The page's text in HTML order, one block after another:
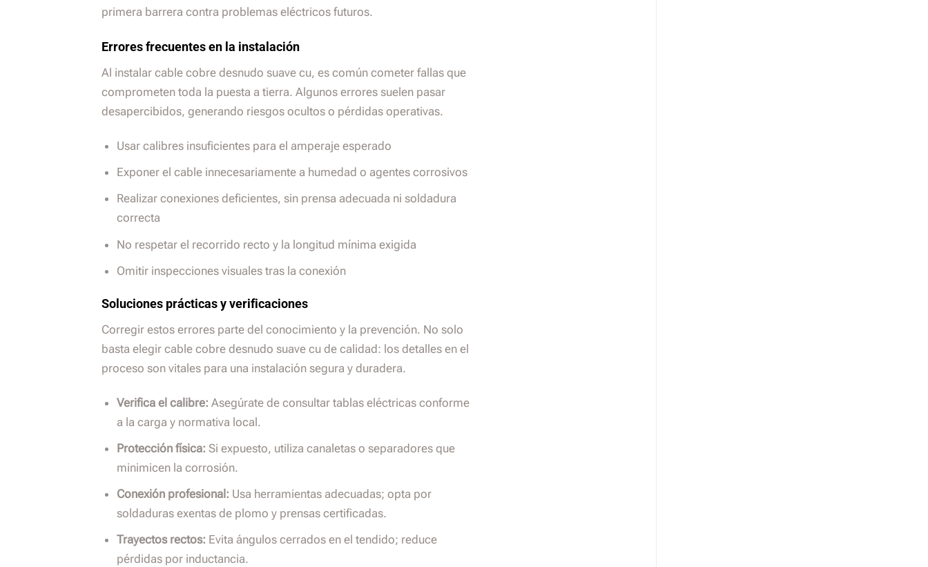
primera barrera contra problemas eléctricos futuros.
Errores frecuentes en la instalación
Al instalar cable cobre desnudo suave cu, es común cometer fallas que
comprometen toda la puesta a tierra. Algunos errores suelen pasar
desapercibidos, generando riesgos ocultos o pérdidas operativas.
Usar calibres insuficientes para el amperaje esperado
Exponer el cable innecesariamente a humedad o agentes corrosivos
Realizar conexiones deficientes, sin prensa adecuada ni soldadura
correcta
No respetar el recorrido recto y la longitud mínima exigida
Omitir inspecciones visuales tras la conexión
Soluciones prácticas y verificaciones
Corregir estos errores parte del conocimiento y la prevención. No solo
basta elegir cable cobre desnudo suave cu de calidad: los detalles en el
proceso son vitales para una instalación segura y duradera.
Verifica el calibre: Asegúrate de consultar tablas eléctricas conforme
a la carga y normativa local.
Protección física: Si expuesto, utiliza canaletas o separadores que
minimicen la corrosión.
Conexión profesional: Usa herramientas adecuadas; opta por
soldaduras exentas de plomo y prensas certificadas.
Trayectos rectos: Evita ángulos cerrados en el tendido; reduce
pérdidas por inductancia.